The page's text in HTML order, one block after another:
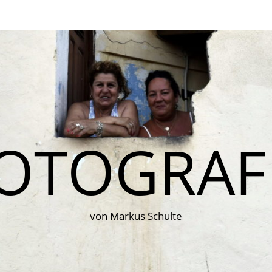
von Markus Schulte